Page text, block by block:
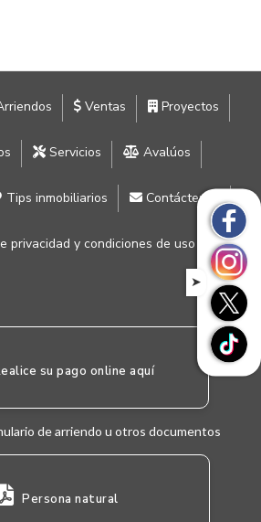
Ventas Proyectos
Servicios Avalúos
Tips inmobiliarios Contáctenos
privacidad y condiciones de uso
su pago online aquí
de arriendo u otros documentos
Persona natural
➤